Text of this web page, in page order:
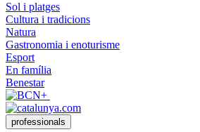
Sol i platges
Cultura i tradicions
Natura
Gastronomia i enoturisme
Esport
En família
Benestar
professionals